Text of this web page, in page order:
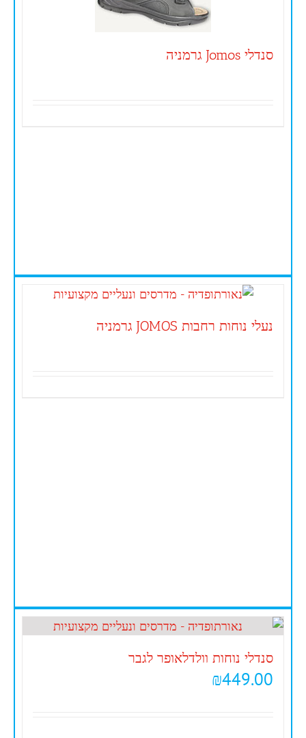
סנדלי Jomos גרמניה
נעלי נוחות רחבות JOMOS גרמניה
סנדלי נוחות וולדלאופר לגבר
₪449.00